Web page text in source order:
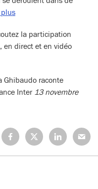
plus
la participation
en direct et en vidéo
Ghibaudo raconte
Inter 13 novembre
Partagez
sur
Facebook
Partagez
sur
X
Partagez
sur
LinkedIn
sur
Mail